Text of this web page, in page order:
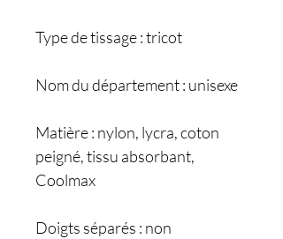
Type de tissage : tricot
Nom du département : unisexe
Matière : nylon, lycra, coton
peigné, tissu absorbant,
Coolmax
Doigts séparés : non